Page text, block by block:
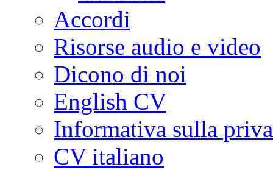
Accordi
Risorse audio e video
Dicono di noi
English CV
Informativa sulla
CV italiano